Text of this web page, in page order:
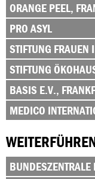
ORANGE PEEL,
PRO ASYL
STIFTUNG
STIFTUNG
BASIS E.V.,
MEDICO